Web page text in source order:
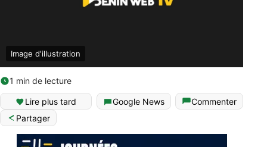
Image d'illustration
1 min de lecture
Lire plus tard Google News
Commenter
Partager